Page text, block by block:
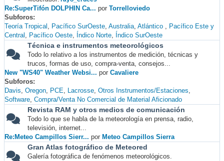
Re:SuperTifón DOLPHIN Ca... por Torrelloviedo
Subforos
Teoría Tropical
Pacífico SurOeste Australia Atlántico
Pacífico Este y
Central
Pacífico Oeste Índico Norte Índico SurOeste
Técnica e instrumentos meteorológicos
Todo lo relativo a los instrumentos de medición, técnicas y
trucos, formas de uso, compra-venta, consejos...
New "WS40" Weather Websi... por Cavaliere
Subforos
Davis Oregon PCE Lacrosse Otros Instrumentos/Estaciones
Software Compra/Venta No Comercial de Material Aficionado
Revista RAM y otros medios de comunicación
Todo lo que se habla de la meteorología en prensa, radio,
televisión, internet...
Re:Meteo Campillos Sierr... por Meteo Campillos Sierra
Gran Atlas fotográfico de Meteored
Galería fotográfica de fenómenos meteorológicos.